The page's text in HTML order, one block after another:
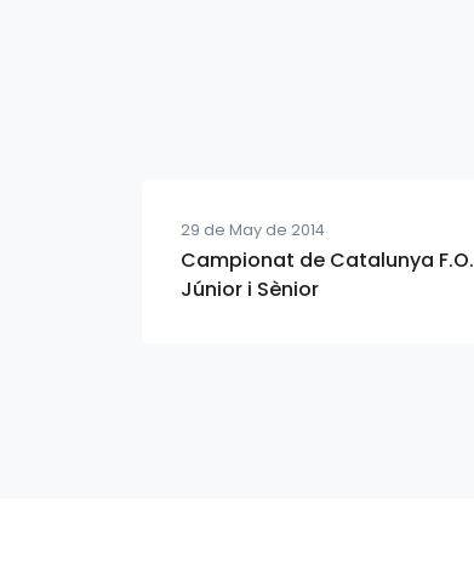
29 de May de 2014
Campionat de Catalunya F.O.
Júnior i Sènior